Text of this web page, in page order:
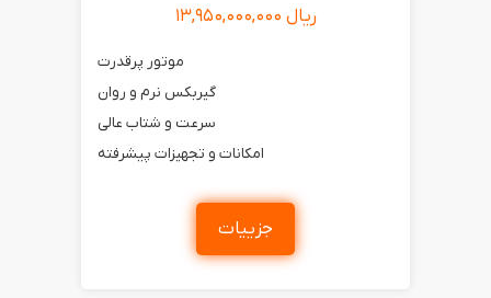
ریال ۱۳,۹۵۰,۰۰۰,۰۰۰
موتور پرقدرت
گیربکس نرم و روان
سرعت و شتاب عالی
امکانات و تجهیزات پیشرفته
جزییات